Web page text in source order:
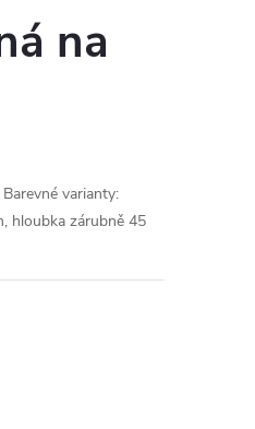
na
varianty:
hloubka zárubně 45